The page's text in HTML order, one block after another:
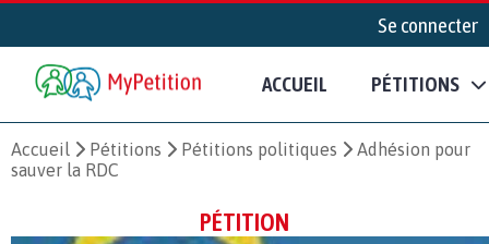
Se connecter
ACCUEIL PÉTITIONS
Accueil Pétitions Pétitions politiques
Adhésion pour
sauver la RDC
PÉTITION